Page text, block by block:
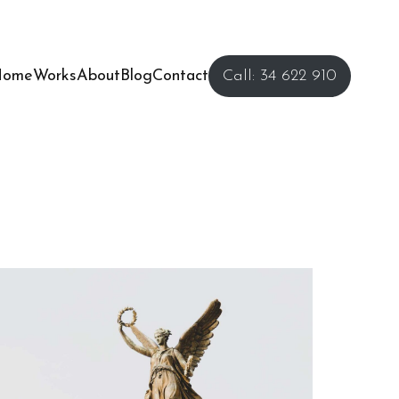
WorksAboutBlogContact Call: 34 622 910